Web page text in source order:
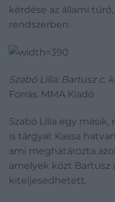
kérdése az állami
rendszerben.
Szabó Lilla: Bartusz c.
Forrás: MMA Kiadó
Szabó Lilla egy
is tárgyal: Kassa
ami meghatározta
amelyek közt Bartusz
kiteljesedhetett.